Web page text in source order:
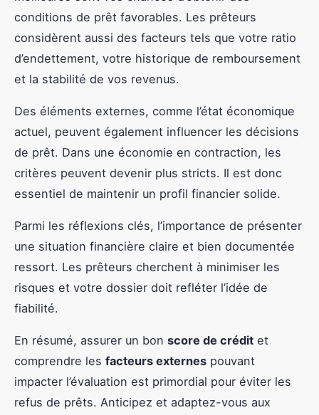
conditions de prêt favorables. Les prêteurs
considèrent aussi des facteurs tels que votre ratio
d’endettement, votre historique de remboursement
et la stabilité de vos revenus.
Des éléments externes, comme l’état économique
actuel, peuvent également influencer les décisions
de prêt. Dans une économie en contraction, les
critères peuvent devenir plus stricts. Il est donc
essentiel de maintenir un profil financier solide.
Parmi les réflexions clés, l’importance de présenter
une situation financière claire et bien documentée
ressort. Les prêteurs cherchent à minimiser les
risques et votre dossier doit refléter l’idée de
fiabilité.
En résumé, assurer un bon score de crédit et
comprendre les facteurs externes pouvant
impacter l’évaluation est primordial pour éviter les
refus de prêts. Anticipez et adaptez-vous aux